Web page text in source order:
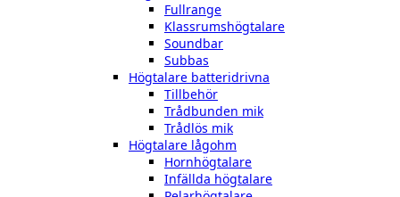
Fullrange
Klassrumshögtalare
Soundbar
Subbas
Högtalare batteridrivna
Tillbehör
Trådbunden mik
Trådlös mik
Högtalare lågohm
Hornhögtalare
Infällda högtalare